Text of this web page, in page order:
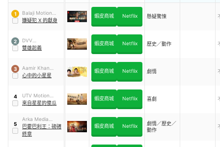
1
Balaji Motion
Pictures
嫌疑犯 X 的獻身
蝦皮商城 Netflix 懸疑驚悚
2
DVV
Entertainment
雙雄起義
蝦皮商城 Netflix 歷史／動作
3
Aamir Khan
Productions
心中的小星星
蝦皮商城 Netflix 劇情
4
UTV Motion
Pictures
來自星星的傻瓜
蝦皮商城 Netflix 喜劇
5
Arka Media
Works
巴霍巴利王：磅礡
終章
蝦皮商城 Netflix
劇情／歷史／
動作